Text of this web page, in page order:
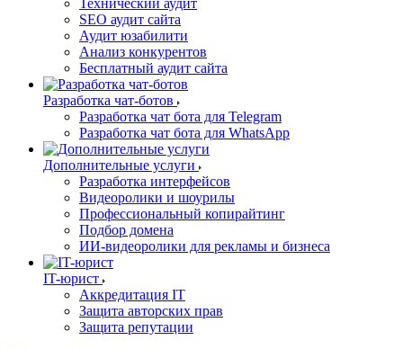
Технический аудит
SEO аудит сайта
Аудит юзабилити
Анализ конкурентов
Бесплатный аудит сайта
Разработка чат-ботов
Разработка чат бота для Telegram
Разработка чат бота для WhatsApp
Дополнительные услуги
Разработка интерфейсов
Видеоролики и шоурилы
Профессиональный копирайтинг
Подбор домена
ИИ-видеоролики для рекламы и бизнеса
IT-юрист
Аккредитация IT
Защита авторских прав
Защита репутации